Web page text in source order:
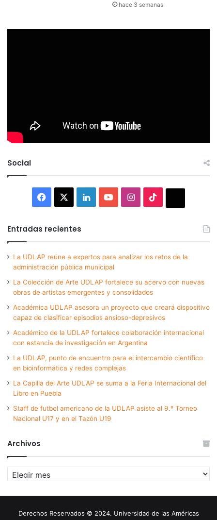
hace 3 semanas
Social
Facebook LinkedInYouTubeInstagram
Entradas recientes
La UDLAP reúne a expertos para analizar los retos de la
administración pública municipal
La Colección de Arte UDLAP fortalece su acervo con nuevas
obras de artistas emergentes y consolidados
Académica UDLAP asesora un proyecto que creará dispositivo
capaz de clasificar episodios ansioso-depresivos
Académico de la UDLAP fortalece colaboración internacional
con estancia de investigación en Argentina
La UDLAP, punto de encuentro para el intercambio científico
en bioinformática y redes complejas
La Capilla del Arte UDLAP se suma a la Feria Internacional del
Libro en Puebla
Staff de futbol americano de la UDLAP asiste al 9.º Torneo
Nacional U17 y en el Tazón U19
Archivos
Archivos
Derechos Reservados © 2024. Universidad de las Américas